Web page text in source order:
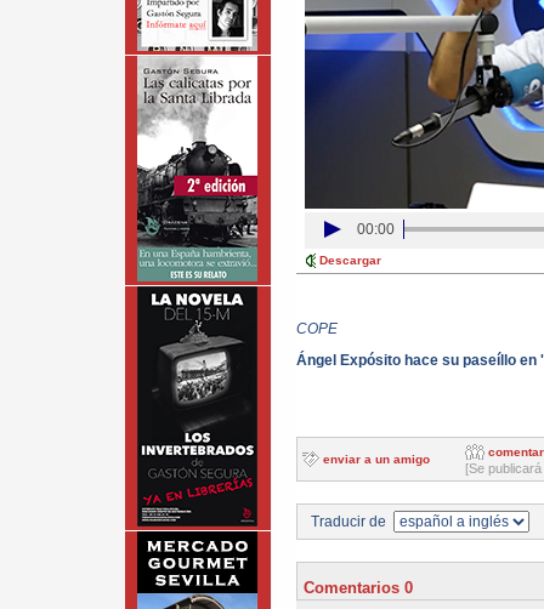
00:00
Descargar
COPE
Ángel Expósito hace su paseíllo en
enviar a un amigo
comentar
[Se
Traducir de
Comentarios 0